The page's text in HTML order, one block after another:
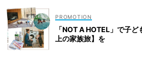
「NOT A HOTEL」で子
上の家族旅】を